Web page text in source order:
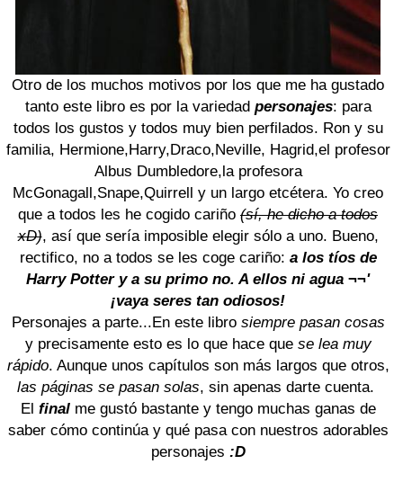
Otro de los muchos motivos por los que me ha gustado
tanto este libro es por la variedad personajes: para
todos los gustos y todos muy bien perfilados. Ron y su
familia, Hermione,Harry,Draco,Neville, Hagrid,el profesor
Albus Dumbledore,la profesora
McGonagall,Snape,Quirrell y un largo etcétera. Yo creo
que a todos les he cogido cariño (sí, he dicho a todos
xD), así que sería imposible elegir sólo a uno. Bueno,
rectifico, no a todos se les coge cariño: a los tíos de
Harry Potter y a su primo no. A ellos ni agua ¬¬'
¡vaya seres tan odiosos!
Personajes a parte...En este libro siempre pasan cosas
y precisamente esto es lo que hace que se lea muy
rápido. Aunque unos capítulos son más largos que otros,
las páginas se pasan solas, sin apenas darte cuenta.
El finalme gustó bastante y tengo muchas ganas de
saber cómo continúa y qué pasa con nuestros adorables
personajes :D